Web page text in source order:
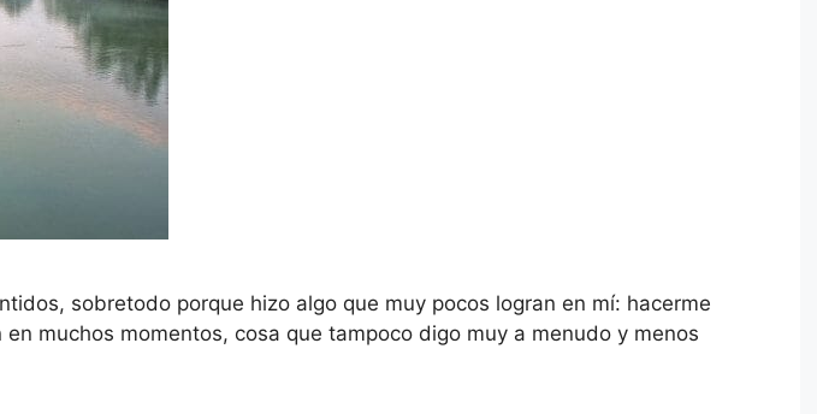
sobretodo porque hizo algo que muy pocos logran en mí: hacerme
muchos momentos, cosa que tampoco digo muy a menudo y menos